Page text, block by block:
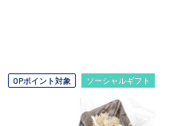
OPポイント対象 ソーシャルギフト